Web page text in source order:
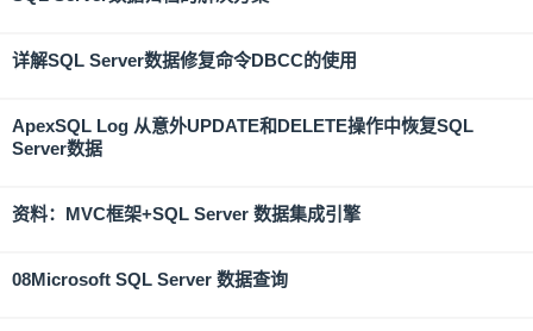
详解SQL Server数据修复命令DBCC的使用
ApexSQL Log 从意外UPDATE和DELETE操作中恢复SQL
Server数据
资料：MVC框架+SQL Server 数据集成引擎
08Microsoft SQL Server 数据查询